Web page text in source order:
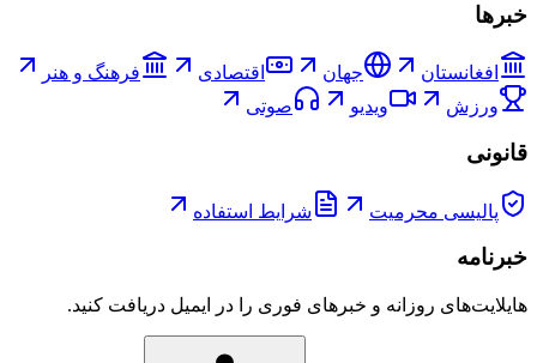
خبرها
افغانستان جهان اقتصادی
فرهنگ و هنر
ورزش
ویدیو صوتی
قانونی
پالیسی محرمیت شرایط استفاده
خبرنامه
هایلایت‌های روزانه و خبرهای فوری را در ایمیل دریافت کنید.